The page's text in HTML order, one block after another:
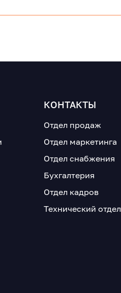
КОНТАКТЫ
Отдел продаж
Отдел маркетинга
Отдел снабжения
Бухгалтерия
Отдел кадров
Технический отдел